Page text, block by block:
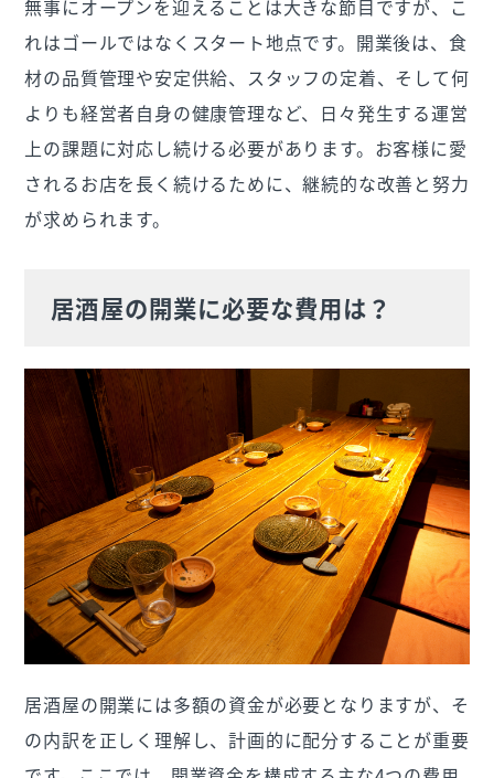
無事にオープンを迎えることは大きな節目ですが、こ
れはゴールではなくスタート地点です。開業後は、食
材の品質管理や安定供給、スタッフの定着、そして何
よりも経営者自身の健康管理など、日々発生する運営
上の課題に対応し続ける必要があります。お客様に愛
されるお店を長く続けるために、継続的な改善と努力
が求められます。
居酒屋の開業に必要な費用は？
居酒屋の開業には多額の資金が必要となりますが、そ
の内訳を正しく理解し、計画的に配分することが重要